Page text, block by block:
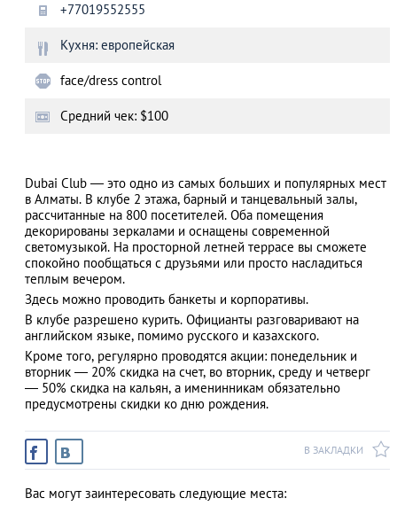
+77019552555
Кухня: европейская
face/dress control
Средний чек: $100
Dubai Club — это одно из самых больших и популярных мест
в Алматы. В клубе 2 этажа, барный и танцевальный залы,
рассчитанные на 800 посетителей. Оба помещения
декорированы зеркалами и оснащены современной
светомузыкой. На просторной летней террасе вы сможете
спокойно пообщаться с друзьями или просто насладиться
теплым вечером.
Здесь можно проводить банкеты и корпоративы.
В клубе разрешено курить. Официанты разговаривают на
английском языке, помимо русского и казахского.
Кроме того, регулярно проводятся акции: понедельник и
вторник — 20% скидка на счет, во вторник, среду и четверг
— 50% скидка на кальян, а именинникам обязательно
предусмотрены скидки ко дню рождения.
В ЗАКЛАДКИ
Вас могут заинтересовать следующие места: